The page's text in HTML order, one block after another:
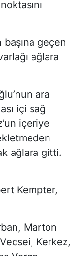
geçen
ağlara
ara
içi sağ
içeriye
ağlara gitti.
Kempter,
Marton
Kerkez,